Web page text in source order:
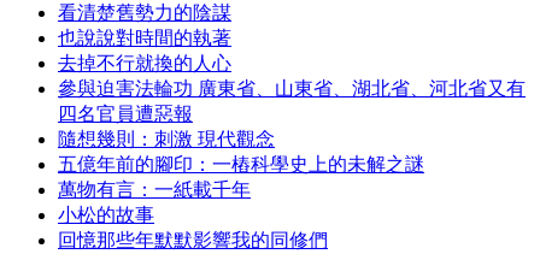
看清楚舊勢力的陰謀
也說說對時間的執著
去掉不行就換的人心
參與迫害法輪功 廣東省、山東省、湖北省、河北省又有
四名官員遭惡報
隨想幾則：刺激 現代觀念
五億年前的腳印：一樁科學史上的未解之謎
萬物有言：一紙載千年
小松的故事
回憶那些年默默影響我的同修們